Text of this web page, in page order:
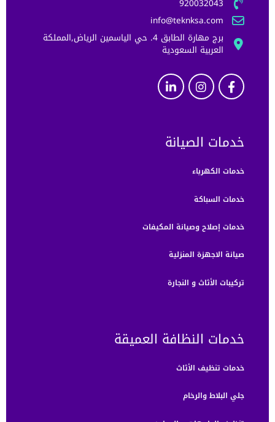
920032043
info@teknksa.com
برج مهارة الطابق 4. حي الياسمين الرياض,المملكة
العربية السعودية
خدمات الصيانة
خدمات الكهرباء
خدمات السباكة
خدمات إصلاح وصيانة المكيفات
صيانة الاجهزة المنزلية
تركيبات الأثاث و النجارة
خدمات النظافة العميقة
خدمات تنظيف الأثاث
جلي البلاط والرخام